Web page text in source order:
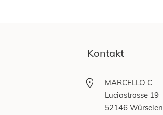
Kontakt
MARCELLO C
Luciastrasse 19
52146 Würselen